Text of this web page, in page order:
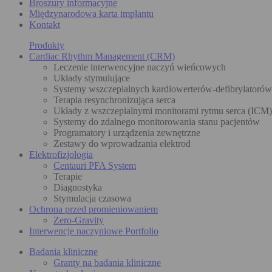
Broszury informacyjne
Międzynarodowa karta implantu
Kontakt
Produkty
Cardiac Rhythm Management (CRM)
Leczenie interwencyjne naczyń wieńcowych
Układy stymulujące
Systemy wszczepialnych kardiowerterów-
Terapia resynchronizująca serca
Układy z wszczepialnymi monitorami rytmu serca (ICM)
Systemy do zdalnego monitorowania stanu pacjentów
Programatory i urządzenia zewnętrzne
Zestawy do wprowadzania elektrod
Elektrofizjologia
Centauri PFA System
Terapie
Diagnostyka
Stymulacja czasowa
Ochrona przed promieniowaniem
Zero-Gravity
Interwencje naczyniowe Portfolio
Badania kliniczne
Granty na badania kliniczne